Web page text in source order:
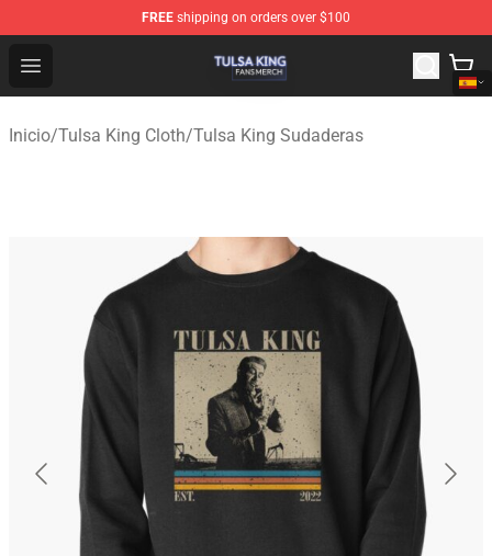
FREE shipping on orders over $100
Open menu
Tulsa King Shop - Official Tulsa King Merchandise Store
Inicio/Tulsa King Cloth/Tulsa King Sudaderas